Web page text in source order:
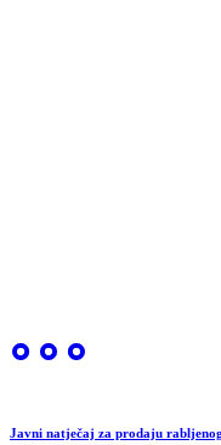
Javni natječaj za prodaju